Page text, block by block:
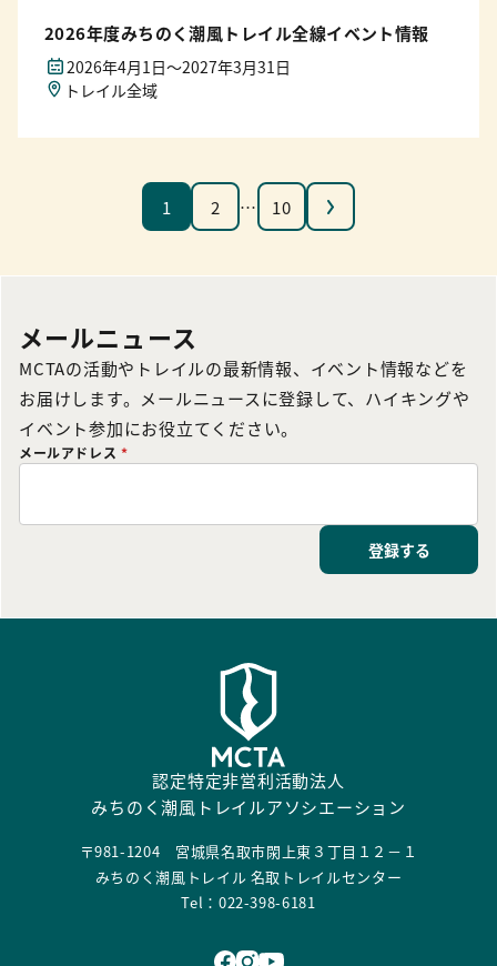
2026年度みちのく潮風トレイル全線イベント情報
2026年4月1日〜2027年3月31日
トレイル全域
1 2 … 10 次へ
メールニュース
MCTAの活動やトレイルの最新情報、イベント情報などを
お届けします。メールニュースに登録して、ハイキングや
イベント参加にお役立てください。
メールアドレス *
登録する
認定特定非営利活動法人
みちのく潮風トレイルアソシエーション
〒981-1204 宮城県名取市閖上東３丁目１２－１
みちのく潮風トレイル 名取トレイルセンター
Tel：022-398-6181